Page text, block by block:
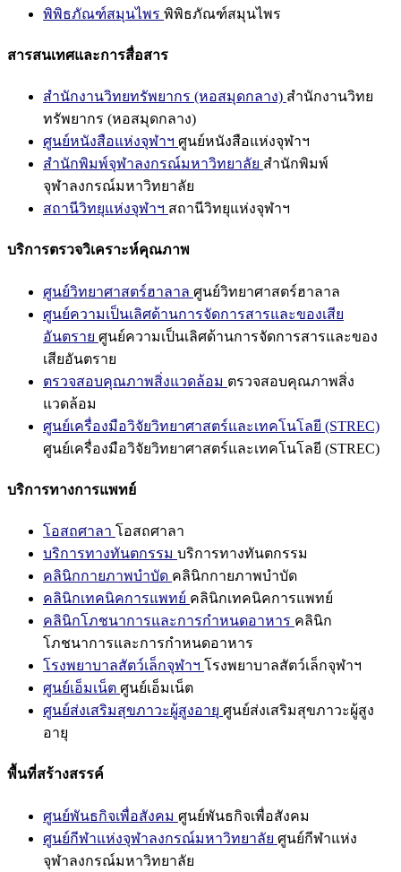
พิพิธภัณฑ์สมุนไพร พิพิธภัณฑ์สมุนไพร
สารสนเทศและการสื่อสาร
สำนักงานวิทยทรัพยากร (หอสมุดกลาง) สำนักงานวิทย
ทรัพยากร (หอสมุดกลาง)
ศูนย์หนังสือแห่งจุฬาฯ ศูนย์หนังสือแห่งจุฬาฯ
สำนักพิมพ์จุฬาลงกรณ์มหาวิทยาลัย สำนักพิมพ์
จุฬาลงกรณ์มหาวิทยาลัย
สถานีวิทยุแห่งจุฬาฯ สถานีวิทยุแห่งจุฬาฯ
บริการตรวจวิเคราะห์คุณภาพ
ศูนย์วิทยาศาสตร์ฮาลาล ศูนย์วิทยาศาสตร์ฮาลาล
ศูนย์ความเป็นเลิศด้านการจัดการสารและของเสีย
อันตราย ศูนย์ความเป็นเลิศด้านการจัดการสารและของ
เสียอันตราย
ตรวจสอบคุณภาพสิ่งแวดล้อม ตรวจสอบคุณภาพสิ่ง
แวดล้อม
ศูนย์เครื่องมือวิจัยวิทยาศาสตร์และเทคโนโลยี (STREC)
ศูนย์เครื่องมือวิจัยวิทยาศาสตร์และเทคโนโลยี (STREC)
บริการทางการแพทย์
โอสถศาลา โอสถศาลา
บริการทางทันตกรรม บริการทางทันตกรรม
คลินิกกายภาพบำบัด คลินิกกายภาพบำบัด
คลินิกเทคนิคการแพทย์ คลินิกเทคนิคการแพทย์
คลินิกโภชนาการและการกำหนดอาหาร คลินิก
โภชนาการและการกำหนดอาหาร
โรงพยาบาลสัตว์เล็กจุฬาฯ โรงพยาบาลสัตว์เล็กจุฬาฯ
ศูนย์เอ็มเน็ต ศูนย์เอ็มเน็ต
ศูนย์ส่งเสริมสุขภาวะผู้สูงอายุ ศูนย์ส่งเสริมสุขภาวะผู้สูง
อายุ
พื้นที่สร้างสรรค์
ศูนย์พันธกิจเพื่อสังคม ศูนย์พันธกิจเพื่อสังคม
ศูนย์กีฬาแห่งจุฬาลงกรณ์มหาวิทยาลัย ศูนย์กีฬาแห่ง
จุฬาลงกรณ์มหาวิทยาลัย